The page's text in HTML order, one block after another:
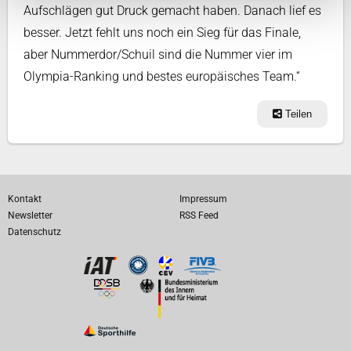
Aufschlägen gut Druck gemacht haben. Danach lief es
besser. Jetzt fehlt uns noch ein Sieg für das Finale,
aber Nummerdor/Schuil sind die Nummer vier im
Olympia-Ranking und bestes europäisches Team.“
Teilen
Kontakt
Impressum
Newsletter
RSS Feed
Datenschutz